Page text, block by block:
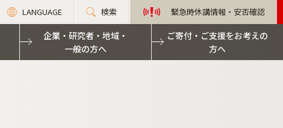
LANGUAGE 検索 緊急時休講情報・安否確認
企業・研究者・地域・
一般の方へ
ご寄付・ご支援をお考えの
方へ